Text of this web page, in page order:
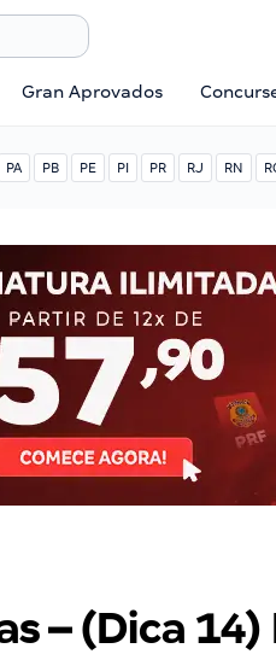
Gran Aprovados
PA PB PE PI PR RJ RN
– (Dica